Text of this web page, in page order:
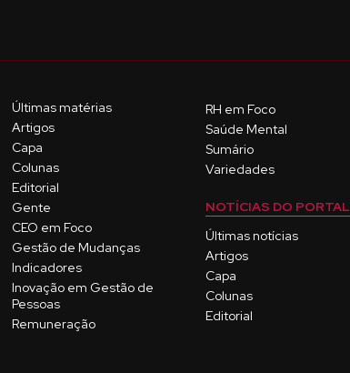
Últimas matérias
Artigos
Capa
Colunas
Editorial
Gente
CEO em Foco
Gestão de Mudanças
Indicadores
Inovação em Gestão de
Pessoas
Remuneração
RH em Foco
Saúde Mental
Sumário
Variedades
NOTÍCIAS DO PORTAL
Últimas notícias
Artigos
Capa
Colunas
Editorial